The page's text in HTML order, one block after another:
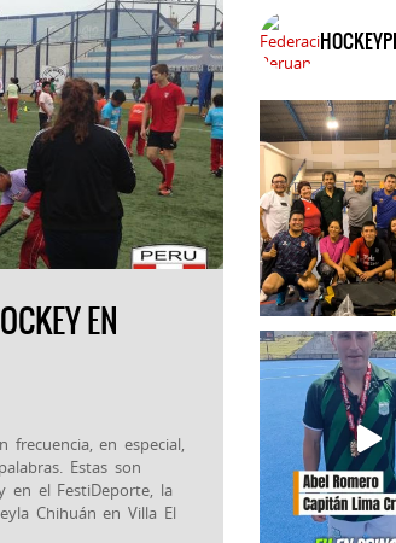
EN
en especial,
Estas son
en el FestiDeporte, la
Chihuán en Villa El